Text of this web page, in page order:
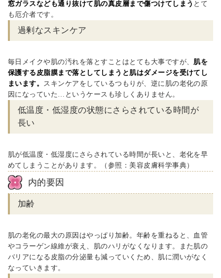
窓ガラスなども通り抜けて肌の真皮層まで傷つけてしまう とて
も厄介者です。
過剰なスキンケア
毎日メイクや肌の汚れを落とすことはとても大事ですが、 肌を
保護する皮脂膜まで落としてしまうと肌はダメージを受けてし
まいます。
スキンケアをしているつもりが、逆に肌の老化の原
因になっていた…というケースも珍しくありません。
低温度・低湿度の状態にさらされている時間が
長い
肌が低温度・低湿度にさらされている時間が長いと、老化を早
めてしまうことがあります。（参照：美容皮膚科学事典）
内的要因
加齢
肌の老化の最大の原因はやっぱり加齢。年齢を重ねると、血管
やコラーゲン線維が衰え、肌のハリがなくなります。また肌の
バリアになる皮脂の分泌量も減っていくため、肌に潤いがなく
なっていきます。